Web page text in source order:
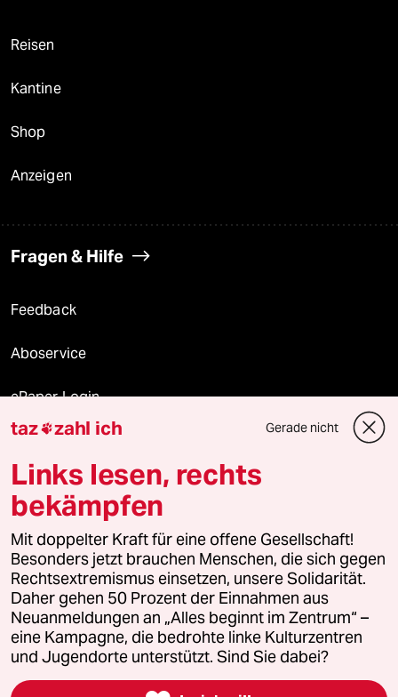
Reisen
Kantine
Shop
Anzeigen
Fragen & Hilfe
Feedback
Aboservice
ePaper Login
Downloads für Abonnierende
© 2026 taz Verlags und Vertriebs GmbH
Alle Rechte vorbehalten. Bei rechtlichen Fragen oder für Genehmigungen
wenden Sie sich bitte an
lizenzen@taz.de
Feedback Redaktionsstatut Kommune-Richtlinien
Leitlinie Informant Datenschutz Impressum AGB
Seitenwende Einwilligungen widerrufen (Ads)
taz zahl ich Gerade nicht
Links lesen, rechts
bekämpfen
Mit doppelter Kraft für eine offene Gesellschaft!
Besonders jetzt brauchen Menschen, die sich gegen
Rechtsextremismus einsetzen, unsere Solidarität.
Daher gehen 50 Prozent der Einnahmen aus
Neuanmeldungen an „Alles beginnt im Zentrum“ –
eine Kampagne, die bedrohte linke Kulturzentren
und Jugendorte unterstützt. Sind Sie dabei?